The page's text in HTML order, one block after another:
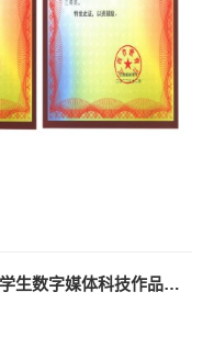
2024年第十二届全国大学生数字媒体科技作品及创意竞赛